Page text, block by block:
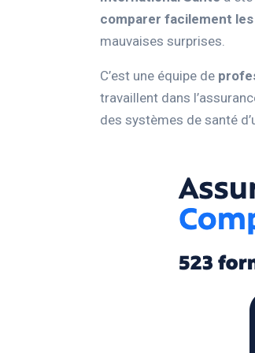
comparer facilement
mauvaises surprises.
C’est une équipe de
travaillent dans
des systèmes de santé